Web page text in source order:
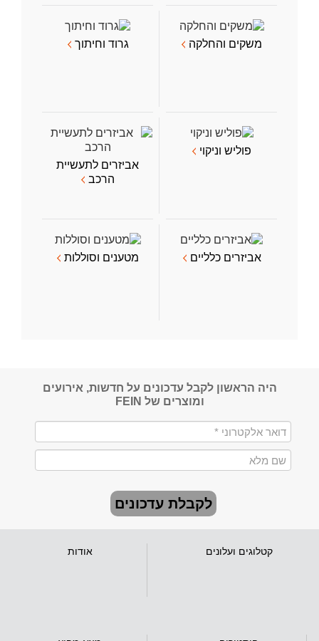
משקים והחלקה גרוד וחיתוך
פוליש וניקוי
אביזרים לתעשיית
הרכב
אביזרים כלליים מטענים וסוללות
היה הראשון לקבל עדכונים על חדשות, אירועים
ומוצרים של FEIN
לקבלת עדכונים
קטלוגים ועלונים אודות